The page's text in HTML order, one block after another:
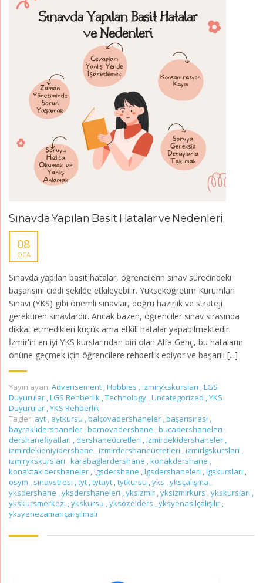
Sınavda Yapılan Basit Hatalar ve Nedenleri
08
OCA
Sınavda yapılan basit hatalar, öğrencilerin sınav sürecindeki
başarısını ciddi şekilde etkileyebilir. Yükseköğretim Kurumları
Sınavı (YKS) gibi önemli sınavlar, doğru hazırlık ve strateji
gerektiren sınavlardır. Ancak bazen, öğrenciler sınav sırasında
dikkat etmedikleri küçük ama etkili hatalar yapabilmektedir.
İzmir'in en iyi YKS kurslarından biri olan Alfa Genç, bu hataların
önüne geçmek için öğrencilere rehberlik ediyor ve başarılı [...]
Yayınlayan: Adverisement ,Hobbies ,izmirykskursları ,LGS
Duyurular ,LGS Rehberlik ,Technology ,Uncategorized ,YKS
Duyurular ,YKS Rehberlik
Tagler: ayt , aytkursu ,balçovadershaneler ,başarısırası ,
bayraklıdershaneler ,bornovadershane ,bucadershaneleri ,
dershanefiyatları , dershaneücretleri ,izmirdekidershaneler ,
izmirdekieniyidershane ,izmirdershaneücretleri ,izmirlgskursları ,
izmirykskursları ,karabağlardershane ,konakdershane ,
konaktakidershaneler ,lgsdershane ,lgsdershaneleri ,lgskursları ,
ösym , sınavstresi ,tyt ,tytayt ,tytkursu ,yks ,yksçalışma ,
yksdershane ,yksdershaneleri ,yksizmir ,yksizmirkurs ,ykskursları ,
ykskursmerkezi ,ykskursu ,yksözelders ,yksyenasılçalışılır ,
yksyenezamançalışılmalı